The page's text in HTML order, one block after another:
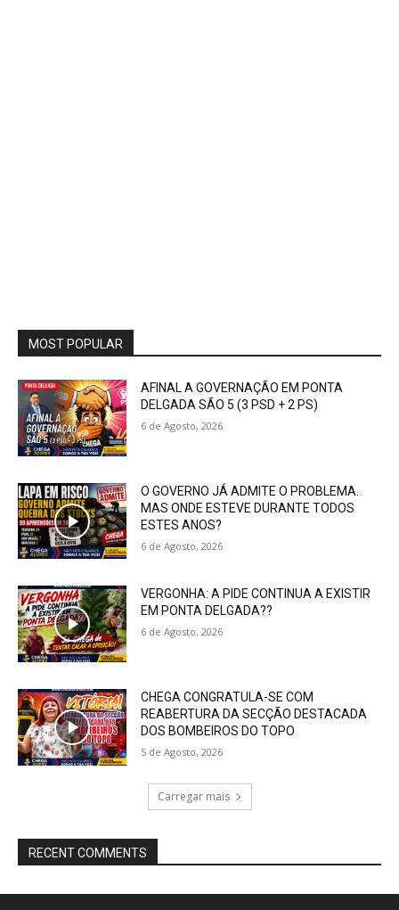
MOST POPULAR
AFINAL A GOVERNAÇÃO EM PONTA
DELGADA SÃO 5 (3 PSD + 2 PS)
6 de Agosto, 2026
O GOVERNO JÁ ADMITE O PROBLEMA.
MAS ONDE ESTEVE DURANTE TODOS
ESTES ANOS?
6 de Agosto, 2026
VERGONHA: A PIDE CONTINUA A EXISTIR
EM PONTA DELGADA??
6 de Agosto, 2026
CHEGA CONGRATULA-SE COM
REABERTURA DA SECÇÃO DESTACADA
DOS BOMBEIROS DO TOPO
5 de Agosto, 2026
Carregar mais
RECENT COMMENTS